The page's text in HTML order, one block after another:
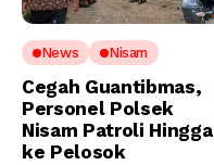
News Nisam
Cegah Guantibmas,
Personel Polsek
Nisam Patroli Hingga
ke Pelosok